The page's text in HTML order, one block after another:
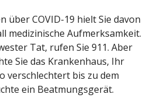
über COVID-19 hielt Sie davon
medizinische Aufmerksamkeit.
Tat, rufen Sie 911. Aber
Sie das Krankenhaus, Ihr
verschlechtert bis zu dem
ein Beatmungsgerät.